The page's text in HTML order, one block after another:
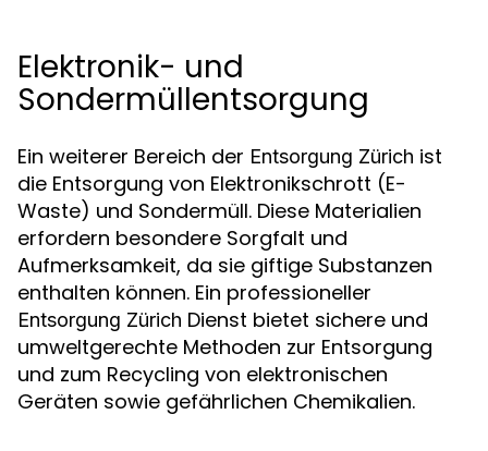
Elektronik- und
Sondermüllentsorgung
Ein weiterer Bereich der Entsorgung Zürich ist
die Entsorgung von Elektronikschrott (E-
Waste) und Sondermüll. Diese Materialien
erfordern besondere Sorgfalt und
Aufmerksamkeit, da sie giftige Substanzen
enthalten können. Ein professioneller
Entsorgung Zürich Dienst bietet sichere und
umweltgerechte Methoden zur Entsorgung
und zum Recycling von elektronischen
Geräten sowie gefährlichen Chemikalien.